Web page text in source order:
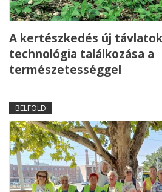
A kertészkedés új
technológia találkozása a
természetességgel
BELFÖLD